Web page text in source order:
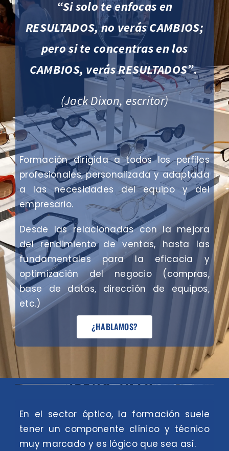
ARTÍCULOS
CONTACTO
“Si solo te enfocas en
RESULTADOS, no verás CAMBIOS;
pero si te concentras en los
CAMBIOS, verás RESULTADOS”.
(Jack Dixon, escritor)
Formación dirigida a todos los perfiles
profesionales, personalizada y adaptada
a las necesidades del equipo y del
empresario.
Desde las relacionadas con la mejora
del rendimiento de ventas, hasta las
fundamentales para la eficacia y
optimización del negocio (compras,
base de datos, dirección de equipos,
etc.)
¿HABLAMOS?
En el sector óptico, la formación suele
tener un componente clínico y técnico
muy marcado y es lógico que sea así.